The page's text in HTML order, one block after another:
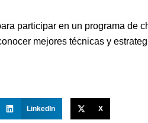
participar en un programa de
mejores técnicas y
LinkedIn X